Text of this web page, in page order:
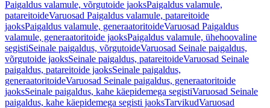
Paigaldus valamule, võrgutoide jaoksPaigaldus valamule,
patareitoideVaruosad Paigaldus valamule, patareitoide
jaoksPaigaldus valamule, generaatoritoideVaruosad Paigaldus
valamule, generaatoritoide jaoksPaigaldus valamule, ühehoovaline
segistiSeinale paigaldus, võrgutoideVaruosad Seinale paigaldus,
võrgutoide jaoksSeinale paigaldus, patareitoideVaruosad Seinale
paigaldus, patareitoide jaoksSeinale paigaldus,
generaatoritoideVaruosad Seinale paigaldus, generaatoritoide
jaoksSeinale paigaldus, kahe käepidemega segistiVaruosad Seinale
paigaldus, kahe käepidemega segisti jaoksTarvikudVaruosad